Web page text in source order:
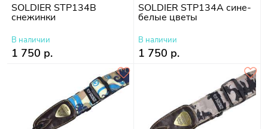
SOLDIER STP134B
снежинки
В наличии
1 750 р.
SOLDIER STP134A сине-
белые цветы
В наличии
1 750 р.